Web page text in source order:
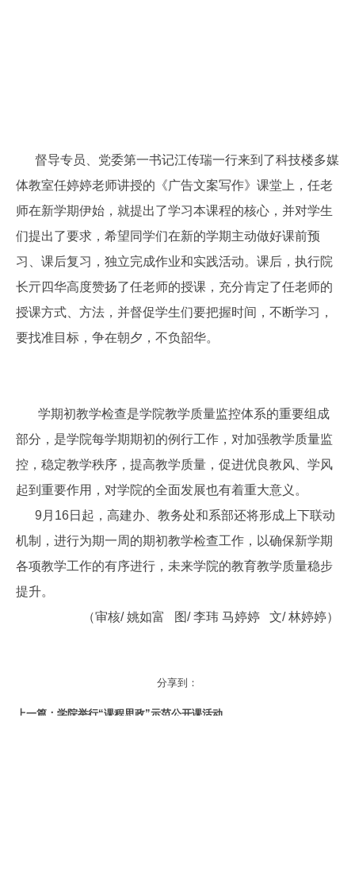
督导专员、党委第一书记江传瑞一行来到了科技楼多媒
体教室任婷婷老师讲授的《广告文案写作》课堂上，任老
师在新学期伊始，就提出了学习本课程的核心，并对学生
们提出了要求，希望同学们在新的学期主动做好课前预
习、课后复习，独立完成作业和实践活动。课后，执行院
长亓四华高度赞扬了任老师的授课，充分肯定了任老师的
授课方式、方法，并督促学生们要把握时间，不断学习，
要找准目标，争在朝夕，不负韶华。
学期初教学检查是学院教学质量监控体系的重要组成
部分，是学院每学期期初的例行工作，对加强教学质量监
控，稳定教学秩序，提高教学质量，促进优良教风、学风
起到重要作用，对学院的全面发展也有着重大意义。
9月16日起，高建办、教务处和系部还将形成上下联动
机制，进行为期一周的期初教学检查工作，以确保新学期
各项教学工作的有序进行，未来学院的教育教学质量稳步
提升。
（审核/ 姚如富 图/ 李玮 马婷婷 文/ 林婷婷）
分享到：
上一篇： 学院举行“课程思政”示范公开课活动